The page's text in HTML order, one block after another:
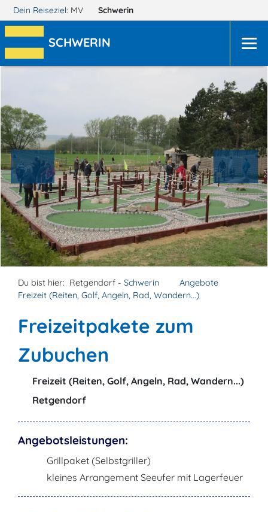
Dein Reiseziel: MV Schwerin
SCHWERIN
Du bist hier: Retgendorf - Schwerin
Angebote
Freizeit (Reiten, Golf, Angeln, Rad, Wandern...)
Freizeitpakete zum
Zubuchen
Freizeit (Reiten, Golf, Angeln, Rad, Wandern...)
Retgendorf
Angebotsleistungen:
Grillpaket (Selbstgriller)
kleines Arrangement Seeufer mit Lagerfeuer